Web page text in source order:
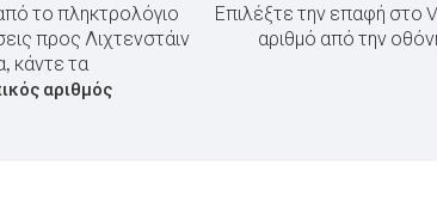
το πληκτρολόγιο
προς Λιχτενστάιν
κάντε τα
αριθμός
Επιλέξτε την επαφή στο
αριθμό από την